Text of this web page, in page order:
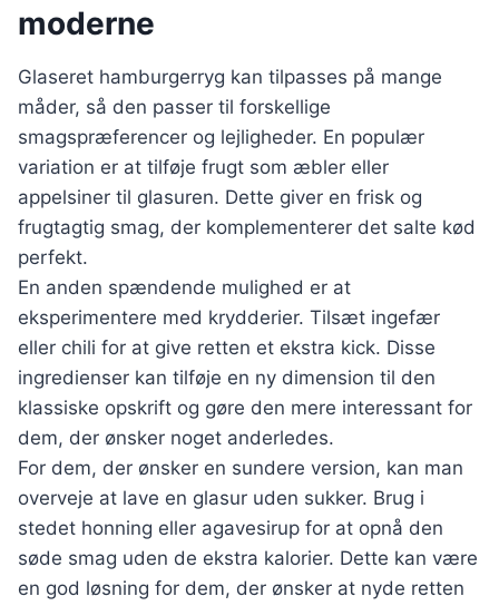
moderne
Glaseret hamburgerryg kan tilpasses på mange
måder, så den passer til forskellige
smagspræferencer og lejligheder. En populær
variation er at tilføje frugt som æbler eller
appelsiner til glasuren. Dette giver en frisk og
frugtagtig smag, der komplementerer det salte kød
perfekt.
En anden spændende mulighed er at
eksperimentere med krydderier. Tilsæt ingefær
eller chili for at give retten et ekstra kick. Disse
ingredienser kan tilføje en ny dimension til den
klassiske opskrift og gøre den mere interessant for
dem, der ønsker noget anderledes.
For dem, der ønsker en sundere version, kan man
overveje at lave en glasur uden sukker. Brug i
stedet honning eller agavesirup for at opnå den
søde smag uden de ekstra kalorier. Dette kan være
en god løsning for dem, der ønsker at nyde retten